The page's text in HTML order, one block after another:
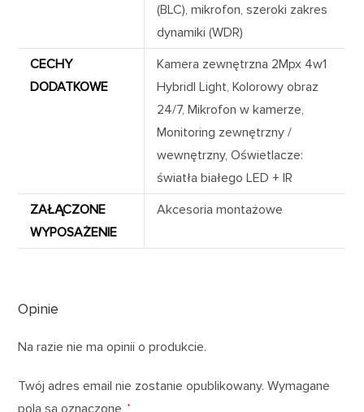
(BLC), mikrofon, szeroki zakres
dynamiki (WDR)
CECHY
DODATKOWE
Kamera zewnętrzna 2Mpx 4w1
Hybridl Light, Kolorowy obraz
24/7, Mikrofon w kamerze,
Monitoring zewnętrzny /
wewnętrzny, Oświetlacze:
światła białego LED + IR
ZAŁĄCZONE
WYPOSAŻENIE
Akcesoria montażowe
Opinie
Na razie nie ma opinii o produkcie.
Twój adres email nie zostanie opublikowany. Wymagane
*